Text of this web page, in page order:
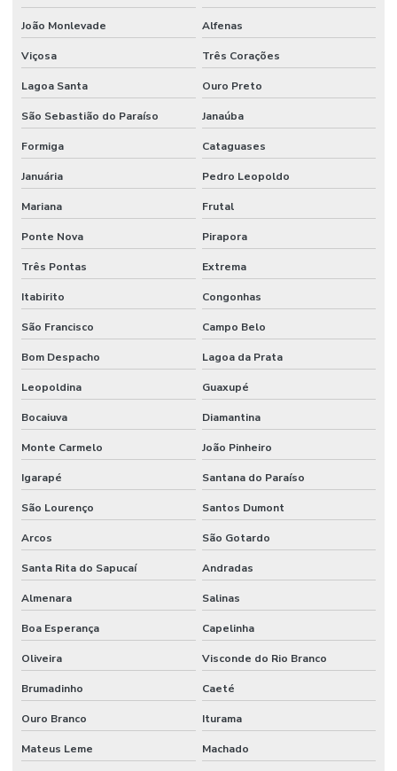
João Monlevade Alfenas
Viçosa Três Corações
Lagoa Santa Ouro Preto
São Sebastião do Paraíso Janaúba
Formiga Cataguases
Januária Pedro Leopoldo
Mariana Frutal
Ponte Nova Pirapora
Três Pontas Extrema
Itabirito Congonhas
São Francisco Campo Belo
Bom Despacho Lagoa da Prata
Leopoldina Guaxupé
Bocaiuva Diamantina
Monte Carmelo João Pinheiro
Igarapé Santana do Paraíso
São Lourenço Santos Dumont
Arcos São Gotardo
Santa Rita do Sapucaí Andradas
Almenara Salinas
Boa Esperança Capelinha
Oliveira Visconde do Rio Branco
Brumadinho Caeté
Ouro Branco Iturama
Mateus Leme Machado